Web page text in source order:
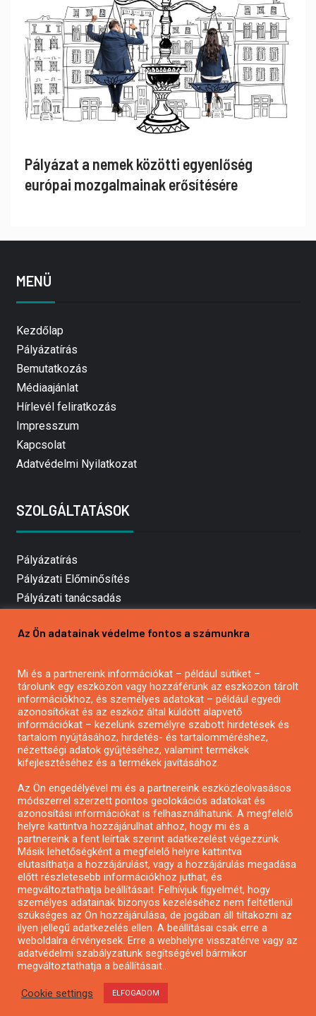
Pályázat a nemek közötti egyenlőség
európai mozgalmainak erősítésére
MENÜ
Kezdőlap
Pályázatírás
Bemutatkozás
Médiaajánlat
Hírlevél feliratkozás
Impresszum
Kapcsolat
Adatvédelmi Nyilatkozat
SZOLGÁLTATÁSOK
Pályázatírás
Pályázati Előminősítés
Pályázati tanácsadás
Mezőgazdasági pályázatírás
Pályázatírás civil szervezeteknek
Pályázatírás önkormányzatoknak
Pályázatfigyelés
Specifikus pályázatfigyelés vagy hírlevél
Pályázatok magánszemélyeknek
Pályázatok civil szervezeteknek
Pályázatok vállalkozásoknak
Önkormányzati pályázatok
Mezőgazdasági pályázatok
Falusi turizmus pályázatok
Napelem pályázatok
GINOP pályázatok
Copyright © All rights reserved.
Az Ön adatainak védelme fontos a számunkra
Mi és a partnereink információkat – például sütiket –
tárolunk egy eszközön vagy hozzáférünk az eszközön tárolt
információkhoz, és személyes adatokat – például egyedi
azonosítókat és az eszköz által küldött alapvető
információkat – kezelünk személyre szabott hirdetések és
tartalom nyújtásához, hirdetés- és tartalomméréshez,
nézettségi adatok gyűjtéséhez, valamint termékek
kifejlesztéséhez és a termékek javításához.
Az Ön engedélyével mi és a partnereink eszközleolvasásos
módszerrel szerzett pontos geolokációs adatokat és
azonosítási információkat is felhasználhatunk. A megfelelő
helyre kattintva hozzájárulhat ahhoz, hogy mi és a
partnereink a fent leírtak szerint adatkezelést végezzünk.
Másik lehetőségként a megfelelő helyre kattintva
elutasíthatja a hozzájárulást, vagy a hozzájárulás megadása
előtt részletesebb információkhoz juthat, és
megváltoztathatja beállításait. Felhívjuk figyelmét, hogy
személyes adatainak bizonyos kezeléséhez nem feltétlenül
szükséges az Ön hozzájárulása, de jogában áll tiltakozni az
ilyen jellegű adatkezelés ellen. A beállításai csak erre a
weboldalra érvényesek. Erre a webhelyre visszatérve vagy az
adatvédelmi szabályzatunk segítségével bármikor
megváltoztathatja a beállításait..
Cookie settings ELFOGADOM